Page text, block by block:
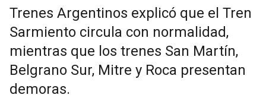
Trenes Argentinos explicó que el Tren
Sarmiento circula con normalidad,
mientras que los trenes San Martín,
Belgrano Sur, Mitre y Roca presentan
demoras.